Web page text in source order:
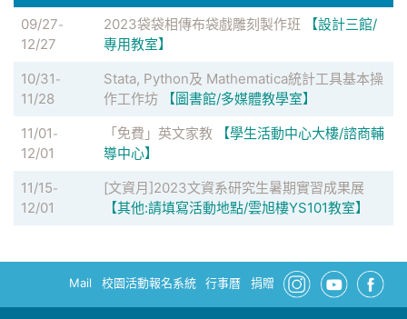
09/27-
12/27
2023袋袋相傳布袋戲雕刻製作班
【設計三館/
專用教室】
10/31-
11/28
Stata, Python及 Mathematica統計工具基本操
作工作坊
【圖書館/多媒體教學室】
11/01-
12/01
「免費」英文家教
【學生活動中心大樓/諮商輔
導中心】
11/15-
12/01
[文資月]2023文資系研究生暑期實習成果展
【其他:請填寫活動地點/雲旭樓YS101教室】
Mail 校園活動報名系統 行事曆 捐贈